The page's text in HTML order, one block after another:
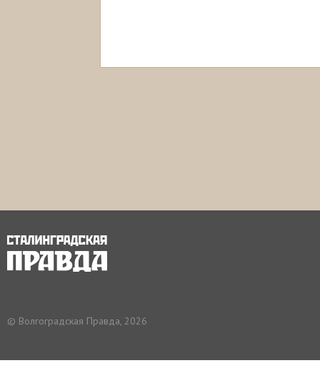
© Волгоградская Правда, 2026